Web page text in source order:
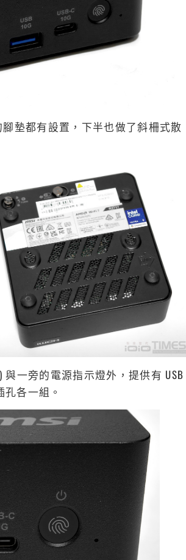
墊都有設置，下半也做了斜柵式散
一旁的電源指示燈外，提供有 USB
孔各一組。